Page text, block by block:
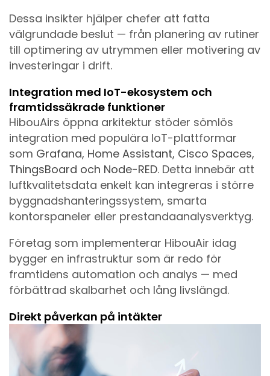
Dessa insikter hjälper chefer att fatta
välgrundade beslut — från planering av rutiner
till optimering av utrymmen eller motivering av
investeringar i drift.
Integration med IoT-ekosystem och
framtidssäkrade funktioner
HibouAirs öppna arkitektur stöder sömlös
integration med populära IoT-plattformar
som Grafana, Home Assistant, Cisco Spaces,
ThingsBoard och Node-RED. Detta innebär att
luftkvalitetsdata enkelt kan integreras i större
byggnadshanteringssystem, smarta
kontorspaneler eller prestandaanalysverktyg.
Företag som implementerar HibouAir idag
bygger en infrastruktur som är redo för
framtidens automation och analys — med
förbättrad skalbarhet och lång livslängd.
Direkt påverkan på intäkter